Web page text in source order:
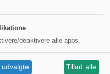
deaktivere alle apps.
udvalgte Tillad alle